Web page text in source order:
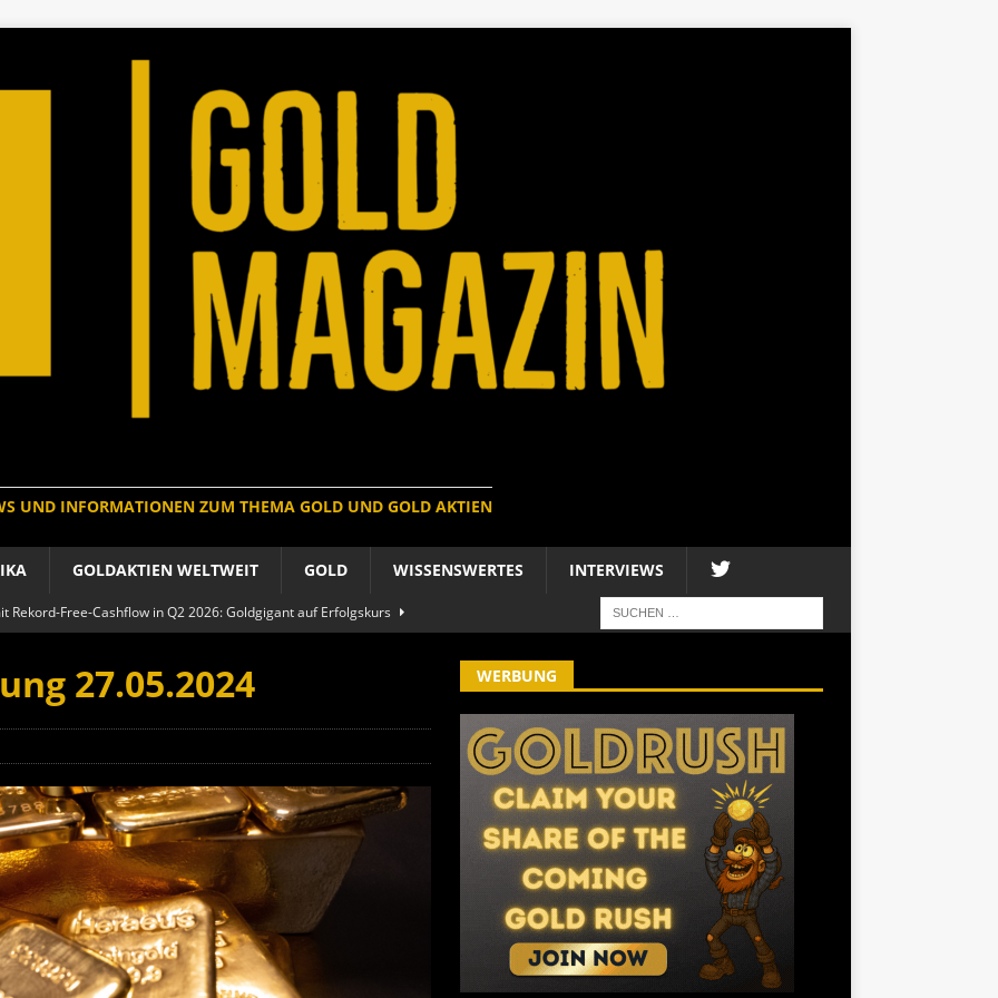
UND INFORMATIONEN ZUM THEMA GOLD UND GOLD AKTIEN
GOLDAKTIEN WELTWEIT GOLD WISSENSWERTES INTERVIEWS
Rekord-Free-Cashflow in Q2 2026: Goldgigant auf Erfolgskurs
der Welt baut um: Newmont vor Befreiungsschlag
arktischen Härtetest: Feuer-Drama fordert neuen CEO heraus
Aktie: Umbau in Skandinavien nach Schweden-Deal
boomen nach Preissturz: Asien kauft physisch
27.05.2024 WERBUNG